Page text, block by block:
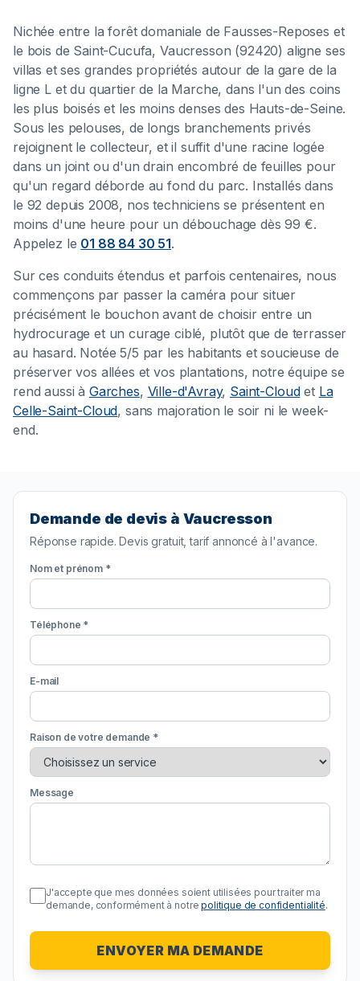
Nichée entre la forêt domaniale de Fausses-Reposes et
le bois de Saint-Cucufa, Vaucresson (92420) aligne ses
villas et ses grandes propriétés autour de la gare de la
ligne L et du quartier de la Marche, dans l'un des coins
les plus boisés et les moins denses des Hauts-de-Seine.
Sous les pelouses, de longs branchements privés
rejoignent le collecteur, et il suffit d'une racine logée
dans un joint ou d'un drain encombré de feuilles pour
qu'un regard déborde au fond du parc. Installés dans
le 92 depuis 2008, nos techniciens se présentent en
moins d'une heure pour un débouchage dès 99 €.
Appelez le 01 88 84 30 51.
Sur ces conduits étendus et parfois centenaires, nous
commençons par passer la caméra pour situer
précisément le bouchon avant de choisir entre un
hydrocurage et un curage ciblé, plutôt que de terrasser
au hasard. Notée 5/5 par les habitants et soucieuse de
préserver vos allées et vos plantations, notre équipe se
rend aussi à Garches, Ville-d'Avray, Saint-Cloudet La
Celle-Saint-Cloud, sans majoration le soir ni le week-
end.
Demande de devis à Vaucresson
Réponse rapide. Devis gratuit, tarif annoncé à l'avance.
Nom et prénom *
Téléphone *
E-mail
Raison de votre demande *
Message
J'accepte que mes données soient utilisées pour traiter ma
demande, conformément à notre politique de confidentialité.
ENVOYER MA DEMANDE